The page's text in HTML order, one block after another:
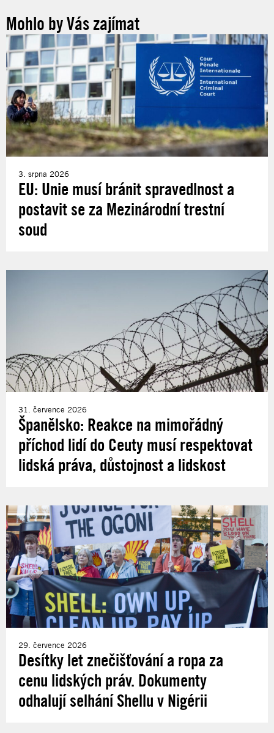
Mohlo by Vás zajímat
3. srpna 2026
EU: Unie musí bránit spravedlnost a
postavit se za Mezinárodní trestní
soud
31. července 2026
Španělsko: Reakce na mimořádný
příchod lidí do Ceuty musí respektovat
lidská práva, důstojnost a lidskost
29. července 2026
Desítky let znečišťování a ropa za
cenu lidských práv. Dokumenty
odhalují selhání Shellu v Nigérii